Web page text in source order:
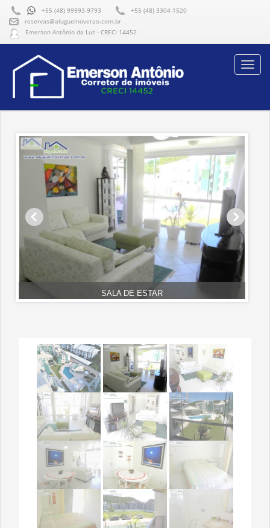
+55 (48) 99993-9793
+55 (48) 3304-1520
reservas@aluguelnoverao.com.br
Emerson Antônio da Luz - CRECI 14452
SALA DE ESTAR